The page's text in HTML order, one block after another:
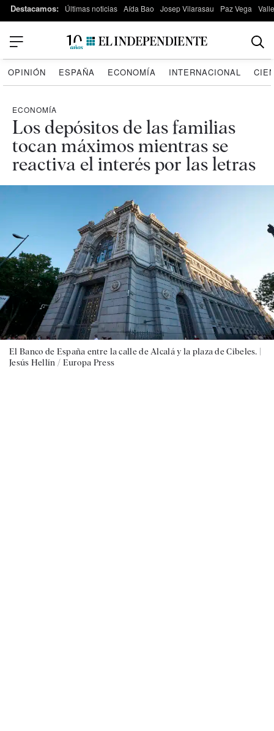
Destacamos: Últimas noticias Aída Bao Josep Vilarasau Paz Vega
OPINIÓN ESPAÑA ECONOMÍA INTERNACIONAL
ECONOMÍA
Los depósitos de las familias
tocan máximos mientras se
reactiva el interés por las letras
El Banco de España entre la calle de Alcalá y la plaza de Cibeles. |
Jesús Hellín / Europa Press